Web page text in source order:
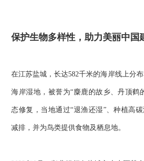
保护生物多样性，助力美丽中国
在江苏盐城，长达582千米的海岸线上分
海岸湿地，被誉为“麋鹿的故乡、丹顶鹤
态修复，当地通过“退渔还湿”、种植高
减排，并为鸟类提供食物及栖息地。